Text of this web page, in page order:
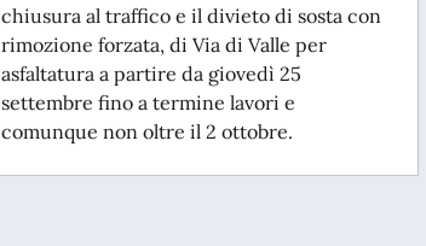
chiusura al traffico e il divieto di sosta con
rimozione forzata, di Via di Valle per
asfaltatura a partire da giovedì 25
settembre fino a termine lavori e
comunque non oltre il 2 ottobre.